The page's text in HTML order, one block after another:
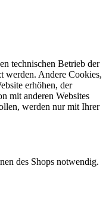
technischen Betrieb der
werden. Andere Cookies,
erhöhen, der
mit anderen Websites
werden nur mit Ihrer
des Shops notwendig.